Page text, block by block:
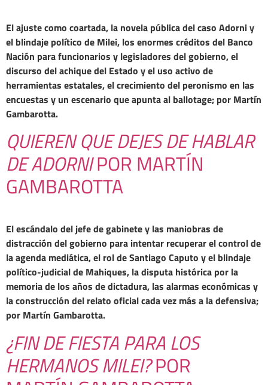
El ajuste como coartada, la novela pública del caso Adorni y
el blindaje político de Milei, los enormes créditos del Banco
Nación para funcionarios y legisladores del gobierno, el
discurso del achique del Estado y el uso activo de
herramientas estatales, el crecimiento del peronismo en las
encuestas y un escenario que apunta al ballotage; por Martín
Gambarotta.
QUIEREN QUE DEJES DE HABLAR
DE ADORNIPOR MARTÍN
GAMBAROTTA
El escándalo del jefe de gabinete y las maniobras de
distracción del gobierno para intentar recuperar el control de
la agenda mediática, el rol de Santiago Caputo y el blindaje
político-judicial de Mahiques, la disputa histórica por la
memoria de los años de dictadura, las alarmas económicas y
la construcción del relato oficial cada vez más a la defensiva;
por Martín Gambarotta.
¿FIN DE FIESTA PARA LOS
HERMANOS MILEI?POR